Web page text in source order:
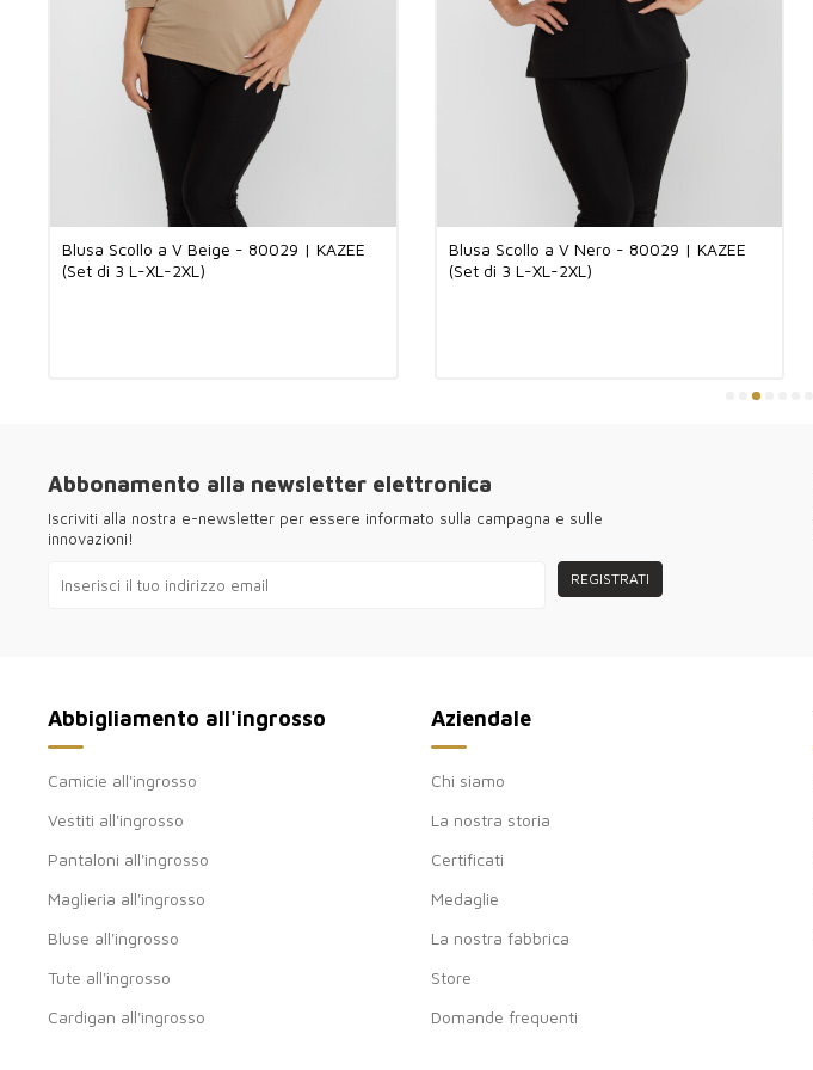
Blusa Scollo a V Beige - 80029 | KAZEE
(Set di 3 L-XL-2XL)
Blusa Scollo a V Nero - 80029 | KAZEE
(Set di 3 L-XL-2XL)
Abbonamento alla newsletter elettronica
Iscriviti alla nostra e-newsletter per essere informato sulla campagna e sulle
innovazioni!
REGISTRATI
Abbigliamento all'ingrosso
Camicie all'ingrosso
Vestiti all'ingrosso
Pantaloni all'ingrosso
Maglieria all'ingrosso
Bluse all'ingrosso
Tute all'ingrosso
Cardigan all'ingrosso
Aziendale
Chi siamo
La nostra storia
Certificati
Medaglie
La nostra fabbrica
Store
Domande frequenti